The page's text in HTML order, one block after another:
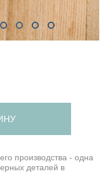
производства - одна
деталей в